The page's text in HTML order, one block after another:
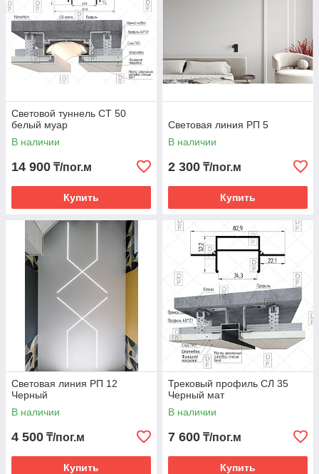
Световой туннель СТ 50
белый муар
В наличии
14 900 ₸/пог.м
Купить
Световая линия РП 5
В наличии
2 300 ₸/пог.м
Купить
Световая линия РП 12
Черный
В наличии
4 500 ₸/пог.м
Купить
Трековый профиль СЛ 35
Черный мат
В наличии
7 600 ₸/пог.м
Купить